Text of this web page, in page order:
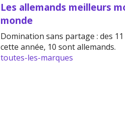
Les allemands meilleurs
monde
Domination sans partage : des
cette année, 10 sont allemands.
toutes-les-marques